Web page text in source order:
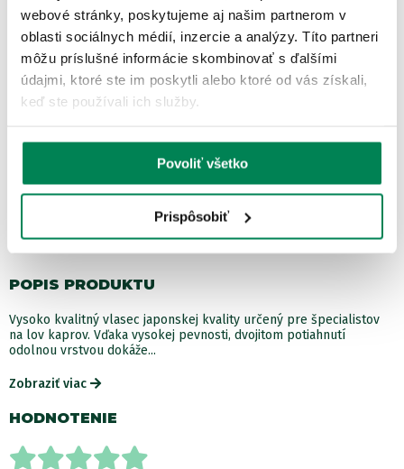
webové stránky, poskytujeme aj našim partnerom v
oblasti sociálnych médií, inzercie a analýzy. Títo partneri
môžu príslušné informácie skombinovať s ďalšími
údajmi, ktoré ste im poskytli alebo ktoré od vás získali,
keď ste používali ich služby.
Povoliť všetko
Prispôsobiť
Expresné doručenietovaru skladom
Nákup na splátkymesačne už od 10,00 €
Zobraziť všetky produkty od výrobcu Mivardi
POPIS PRODUKTU
Vysoko kvalitný vlasec japonskej kvality určený pre špecialistov
na lov kaprov. Vďaka vysokej pevnosti, dvojitom potiahnutí
odolnou vrstvou dokáže...
Zobraziť viac
HODNOTENIE